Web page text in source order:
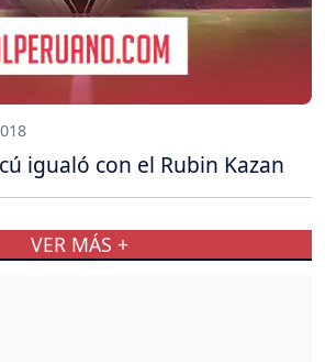
igualó con el Rubin Kazan
VER MÁS +